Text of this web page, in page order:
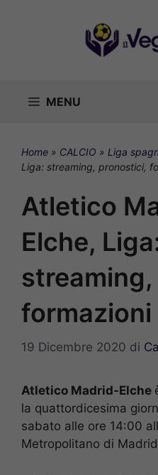
MENU
Home » CALCIO » Liga
Liga: streaming, pronostici,
Atletico
Elche,
formazioni
19 Dicembre 2020 di
Atletico Madrid-Elche
la quattordicesima
sabato alle ore 14:00
Metropolitano di